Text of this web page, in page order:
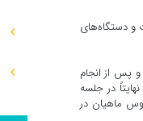
با حضور ادارات و دستگاه‌های
پس از انجام
شد و نهایتاً در جلسه
ماهیان در